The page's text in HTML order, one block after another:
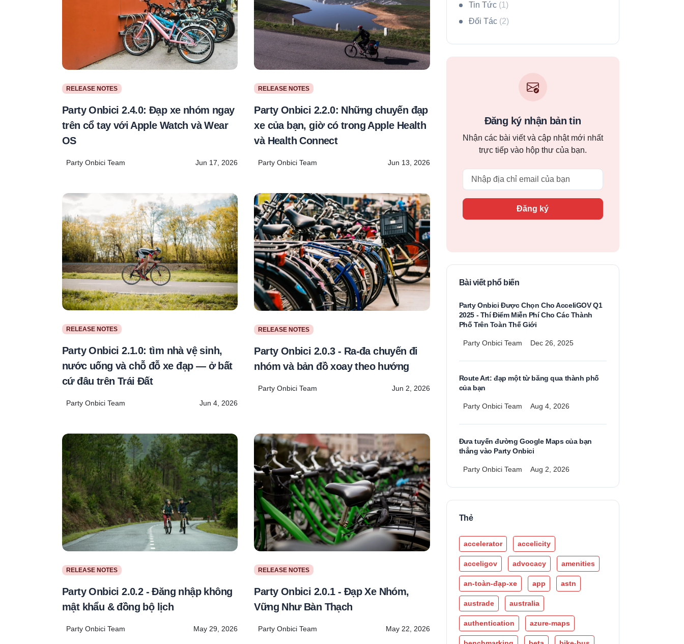
RELEASE NOTES
Party Onbici 2.4.0: Đạp xe nhóm ngay
trên cổ tay với Apple Watch và Wear
OS
Party Onbici Team Jun 17, 2026
RELEASE NOTES
Party Onbici 2.2.0: Những chuyến đạp
xe của bạn, giờ có trong Apple Health
và Health Connect
Party Onbici Team Jun 13, 2026
RELEASE NOTES
Party Onbici 2.1.0: tìm nhà vệ sinh,
nước uống và chỗ đỗ xe đạp — ở bất
cứ đâu trên Trái Đất
Party Onbici Team Jun 4, 2026
RELEASE NOTES
Party Onbici 2.0.3 - Ra-đa chuyến đi
nhóm và bản đồ xoay theo hướng
Party Onbici Team Jun 2, 2026
RELEASE NOTES
Party Onbici 2.0.2 - Đăng nhập không
mật khẩu & đồng bộ lịch
Party Onbici Team May 29, 2026
RELEASE NOTES
Party Onbici 2.0.1 - Đạp Xe Nhóm,
Vững Như Bàn Thạch
Party Onbici Team May 22, 2026
Tin Tức (1)
Đối Tác (2)
Đăng ký nhận bản tin
Nhận các bài viết và cập nhật mới nhất
trực tiếp vào hộp thư của bạn.
Đăng ký
Bài viết phổ biến
Party Onbici Được Chọn Cho AcceliGOV Q1
2025 - Thí Điểm Miễn Phí Cho Các Thành
Phố Trên Toàn Thế Giới
Party Onbici Team Dec 26, 2025
Route Art: đạp một từ băng qua thành phố
của bạn
Party Onbici Team Aug 4, 2026
Đưa tuyến đường Google Maps của bạn
thẳng vào Party Onbici
Party Onbici Team Aug 2, 2026
Thẻ
accelerator accelicity
acceligov advocacy amenities
an-toàn-đạp-xe app astn
austrade australia
authentication azure-maps